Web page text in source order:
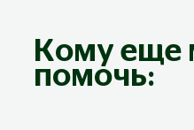
Кому
помочь: